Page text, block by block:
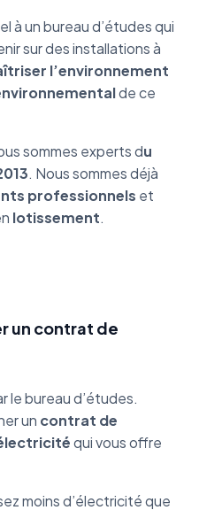
à un bureau d’études qui
sur des installations à
l’environnement
de ce
sommes experts du
. Nous sommes déjà
professionnels et
lotissement.
un contrat de
le bureau d’études.
un contrat de
qui vous offre
moins d’électricité que